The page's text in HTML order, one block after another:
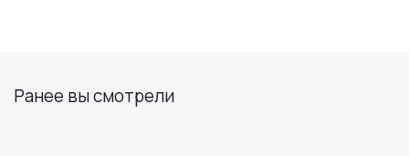
Ранее вы смотрели